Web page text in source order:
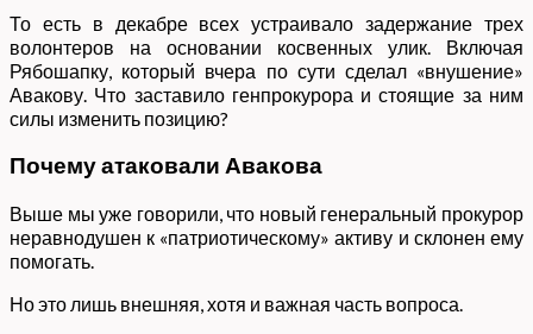
То есть в декабре всех устраивало задержание трех
волонтеров на основании косвенных улик. Включая
Рябошапку, который вчера по сути сделал «внушение»
Авакову. Что заставило генпрокурора и стоящие за ним
силы изменить позицию?
Почему атаковали Авакова
Выше мы уже говорили, что новый генеральный прокурор
неравнодушен к «патриотическому» активу и склонен ему
помогать.
Но это лишь внешняя, хотя и важная часть вопроса.